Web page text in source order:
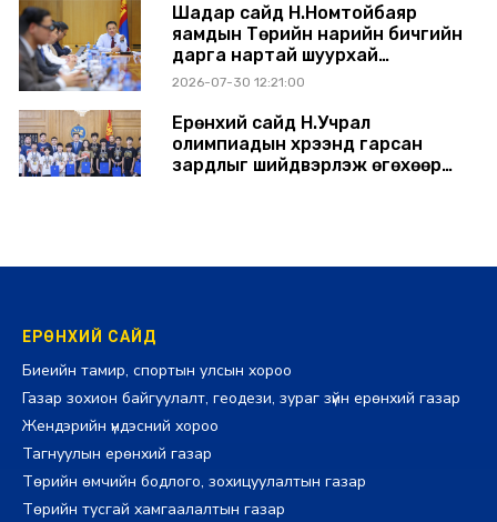
Шадар сайд Н.Номтойбаяр
яамдын Төрийн нарийн бичгийн
дарга нартай шуурхай
хуралдлаа
2026-07-30 12:21:00
Ерөнхий сайд Н.Учрал
олимпиадын хүрээнд гарсан
зардлыг шийдвэрлэж өгөхөөр
ЕРӨНХИЙ САЙД
Биеийн тамир, спортын улсын хороо
Газар зохион байгуулалт, геодези, зураг зүйн ерөнхий газар
Жендэрийн үндэсний хороо
Тагнуулын ерөнхий газар
Төрийн өмчийн бодлого, зохицуулалтын газар
Төрийн тусгай хамгаалалтын газар